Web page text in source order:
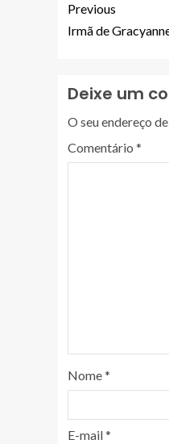
Previous
Irmã de
Deixe um
O seu endereço
Comentário *
Nome*
E-mail*